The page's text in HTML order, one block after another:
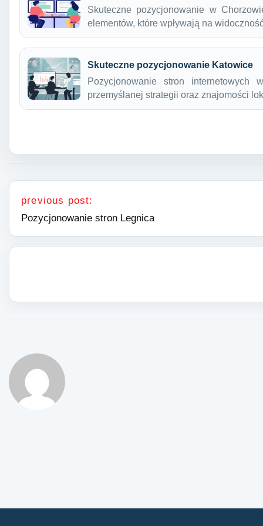
Skuteczne pozycjonowanie w
elementów, które wpływają na
Skuteczne pozycjonowanie Katowice
Pozycjonowanie stron
przemyślanej strategii oraz znajomości
Nawigacja wpisu
previous post:
Pozycjonowanie stron Legnica